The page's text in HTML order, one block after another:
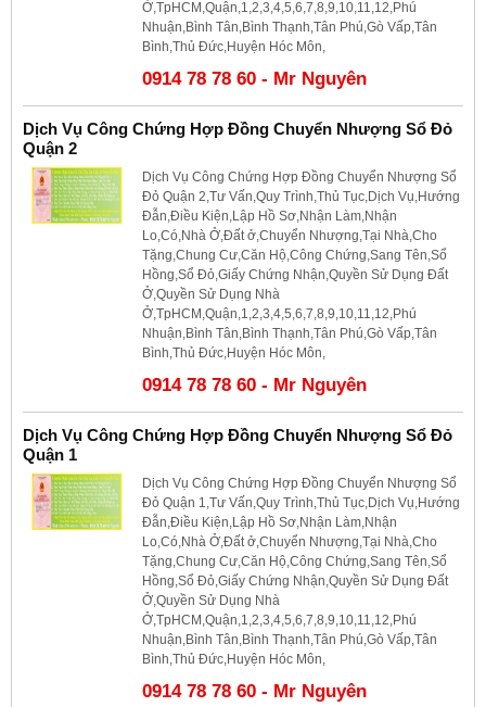
Ở,TpHCM,Quận,1,2,3,4,5,6,7,8,9,10,11,12,Phú
Nhuận,Bình Tân,Bình Thạnh,Tân Phú,Gò Vấp,Tân
Bình,Thủ Đức,Huyện Hóc Môn,
0914 78 78 60 - Mr Nguyên
Dịch Vụ Công Chứng Hợp Đồng Chuyển Nhượng Sổ Đỏ
Quận 2
Dịch Vụ Công Chứng Hợp Đồng Chuyển Nhượng Sổ
Đỏ Quận 2,Tư Vấn,Quy Trình,Thủ Tục,Dịch Vụ,Hướng
Đẫn,Điều Kiện,Lập Hồ Sơ,Nhận Làm,Nhận
Lo,Có,Nhà Ở,Đất ở,Chuyển Nhượng,Tại Nhà,Cho
Tặng,Chung Cư,Căn Hộ,Công Chứng,Sang Tên,Sổ
Hồng,Sổ Đỏ,Giấy Chứng Nhận,Quyền Sử Dụng Đất
Ở,Quyền Sử Dụng Nhà
Ở,TpHCM,Quận,1,2,3,4,5,6,7,8,9,10,11,12,Phú
Nhuận,Bình Tân,Bình Thạnh,Tân Phú,Gò Vấp,Tân
Bình,Thủ Đức,Huyện Hóc Môn,
0914 78 78 60 - Mr Nguyên
Dịch Vụ Công Chứng Hợp Đồng Chuyển Nhượng Sổ Đỏ
Quận 1
Dịch Vụ Công Chứng Hợp Đồng Chuyển Nhượng Sổ
Đỏ Quận 1,Tư Vấn,Quy Trình,Thủ Tục,Dịch Vụ,Hướng
Đẫn,Điều Kiện,Lập Hồ Sơ,Nhận Làm,Nhận
Lo,Có,Nhà Ở,Đất ở,Chuyển Nhượng,Tại Nhà,Cho
Tặng,Chung Cư,Căn Hộ,Công Chứng,Sang Tên,Sổ
Hồng,Sổ Đỏ,Giấy Chứng Nhận,Quyền Sử Dụng Đất
Ở,Quyền Sử Dụng Nhà
Ở,TpHCM,Quận,1,2,3,4,5,6,7,8,9,10,11,12,Phú
Nhuận,Bình Tân,Bình Thạnh,Tân Phú,Gò Vấp,Tân
Bình,Thủ Đức,Huyện Hóc Môn,
0914 78 78 60 - Mr Nguyên